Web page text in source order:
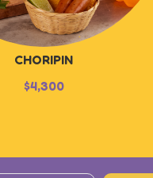
CHORIPIN
$4,300